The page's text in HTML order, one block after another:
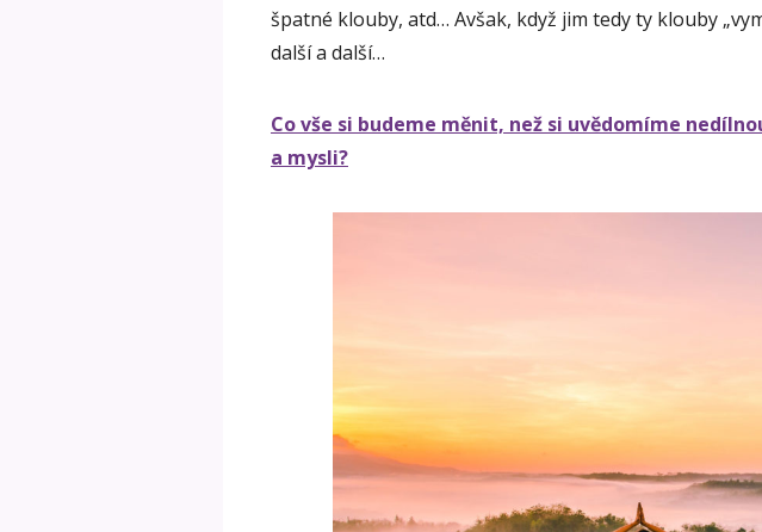
špatné klouby, atd… Avšak, když jim tedy ty klouby
další a další…
Co vše si budeme měnit, než si uvědomíme
a mysli?